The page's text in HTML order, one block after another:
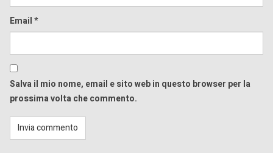
Email*
Salva il mio nome, email e sito web in questo browser per la
prossima volta che commento.